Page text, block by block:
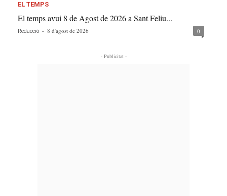
EL TEMPS
El temps avui 8 de Agost de 2026 a Sant Feliu...
Redacció - 8 d'agost de 2026 0
- Publicitat -